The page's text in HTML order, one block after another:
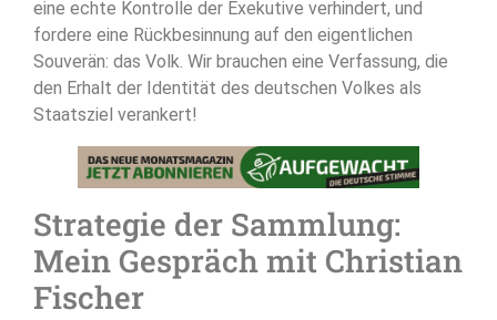
eine echte Kontrolle der Exekutive verhindert, und
fordere eine Rückbesinnung auf den eigentlichen
Souverän: das Volk. Wir brauchen eine Verfassung, die
den Erhalt der Identität des deutschen Volkes als
Staatsziel verankert!
Strategie der Sammlung:
Mein Gespräch mit Christian
Fischer